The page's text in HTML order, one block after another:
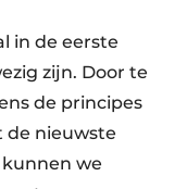
in de eerste
zijn. Door te
de principes
de nieuwste
we